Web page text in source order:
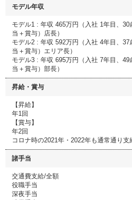
モデル年収
モデル1 : 年収 465万円（入社 1年目、
当＋賞与）店長）
モデル2 : 年収 592万円（入社 4年目、
当＋賞与）エリア長）
モデル3 : 年収 695万円（入社 7年目、
当＋賞与）部長）
昇給・賞与
【昇給】
年1回
【賞与】
年2回
コロナ時の2021年・2022年も通常通り支
諸手当
交通費支給/全額
役職手当
深夜手当